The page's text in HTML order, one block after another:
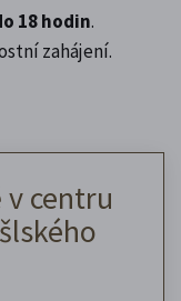
18 hodin.
zahájení.
centru